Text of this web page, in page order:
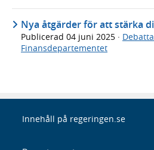
Nya åtgärder för att stärka
Publicerad 04 juni 2025 ·
Finansdepartementet
Innehåll på regeringen.se